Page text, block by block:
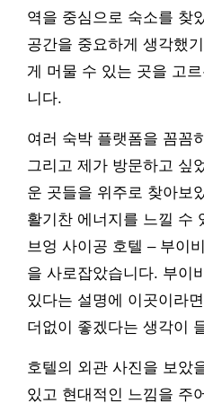
역을 중심으로 숙소를 찾
공간을 중요하게 생각했
게 머물 수 있는 곳을 고
니다.
여러 숙박 플랫폼을 꼼꼼
그리고 제가 방문하고 싶
운 곳들을 위주로 찾아보
활기찬 에너지를 느낄 수
브엉 사이공 호텔 – 부이
을 사로잡았습니다. 부이
있다는 설명에 이곳이라
더없이 좋겠다는 생각이
호텔의 외관 사진을 보았
있고 현대적인 느낌을 주